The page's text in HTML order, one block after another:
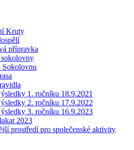
Kruty
přípravka
Sokolovnu
1. ročníku 18.9.2021
2. ročníku 17.9.2022
3. ročníku 16.9.2023
2023
prostředí pro společenské aktivity